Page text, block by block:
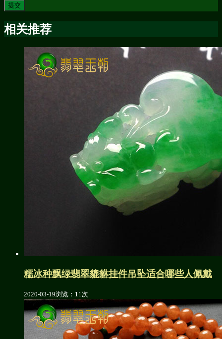
相关推荐
糯冰种飘绿翡翠貔貅挂件吊坠适合哪些人佩戴
2020-03-19浏览：11次